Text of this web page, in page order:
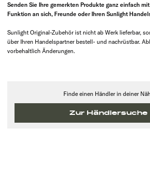
Senden Sie Ihre gemerkten Produkte ganz einfach
Funktion an sich, Freunde oder Ihren Sunlight
Sunlight Original-Zubehör ist nicht ab Werk lieferbar,
über Ihren Handelspartner bestell- und nachrüstbar.
vorbehaltlich Änderungen.
Finde einen Händler in deiner
Zur Händlersuche